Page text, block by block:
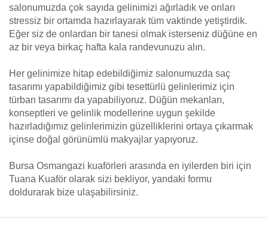
salonumuzda çok sayıda gelinimizi ağırladık ve onları
stressiz bir ortamda hazırlayarak tüm vaktinde yetiştirdik.
Eğer siz de onlardan bir tanesi olmak isterseniz düğüne en
az bir veya birkaç hafta kala randevunuzu alın.
Her gelinimize hitap edebildiğimiz salonumuzda saç
tasarımı yapabildiğimiz gibi tesettürlü gelinlerimiz için
türban tasarımı da yapabiliyoruz. Düğün mekanları,
konseptleri ve gelinlik modellerine uygun şekilde
hazırladığımız gelinlerimizin güzelliklerini ortaya çıkarmak
içinse doğal görünümlü makyajlar yapıyoruz.
Bursa Osmangazi kuaförleri arasında en iyilerden biri için
Tuana Kuaför olarak sizi bekliyor, yandaki formu
doldurarak bize ulaşabilirsiniz.